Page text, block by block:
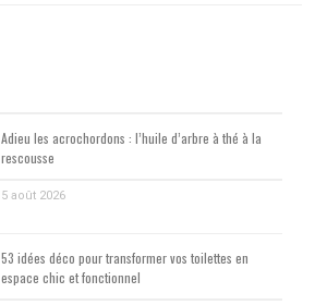
Adieu les acrochordons : l’huile d’arbre à thé à la
rescousse
5 août 2026
53 idées déco pour transformer vos toilettes en
espace chic et fonctionnel